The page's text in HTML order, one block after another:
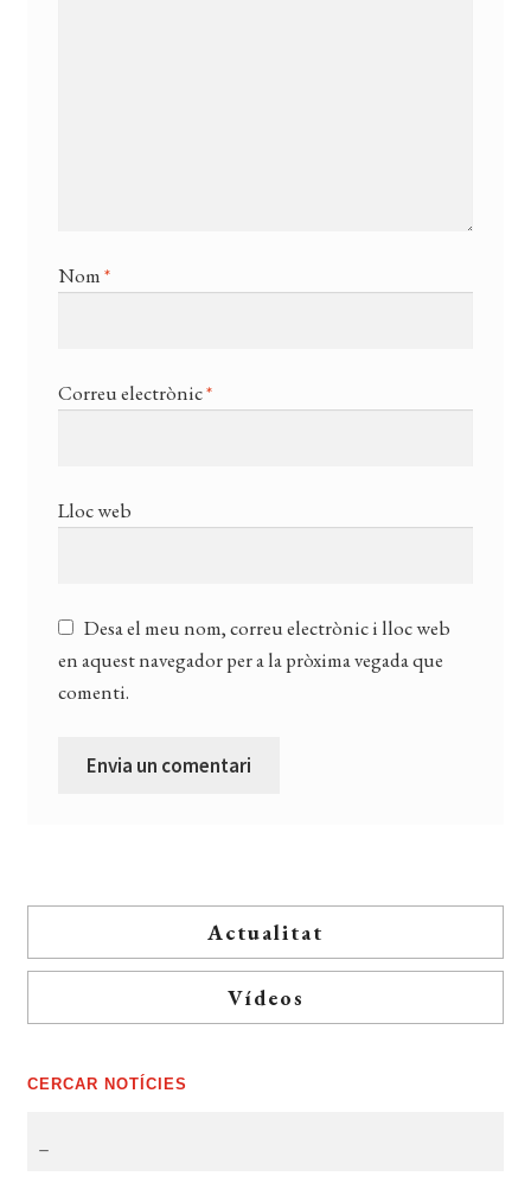
Nom*
Correu electrònic*
Lloc web
Desa el meu nom, correu electrònic i lloc web
en aquest navegador per a la pròxima vegada que
comenti.
Actualitat
Vídeos
CERCAR NOTÍCIES